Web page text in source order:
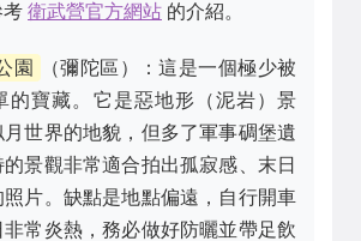
考 衛武營官方網站 的介紹。
園
（彌陀區）：這是一個極少被
的寶藏。它是惡地形（泥岩）景
世界的地貌，但多了軍事碉堡遺
景觀非常適合拍出孤寂感、末日
照片。缺點是地點偏遠，自行開車
常炎熱，務必做好防曬並帶足飲